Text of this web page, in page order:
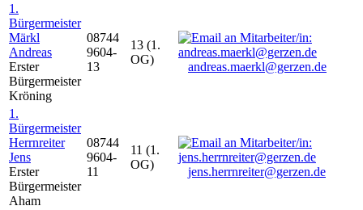
1.
Bürgermeister
Märkl
Andreas
Erster
Bürgermeister
Kröning
08744
9604-
13
13 (1.
OG)
andreas.maerkl@gerzen.de
1.
Bürgermeister
Herrnreiter
Jens
Erster
Bürgermeister
Aham
08744
9604-
11
11 (1.
OG)
jens.herrnreiter@gerzen.de